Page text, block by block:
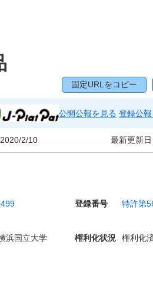
固定URLをコピー
公開公報を見る 登録公
2020/2/10 最新更新日
登録番号
特許第
浜国立大学 権利化状況
権利化